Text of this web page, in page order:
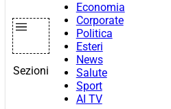
Sezioni
Economia
Corporate
Politica
Esteri
News
Salute
Sport
AI TV